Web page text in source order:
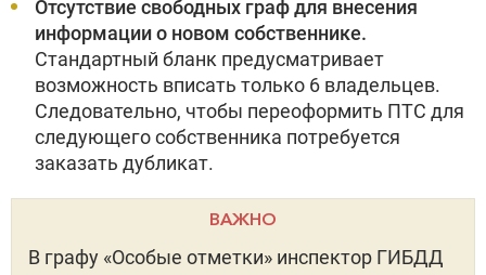
Отсутствие свободных граф для внесения
информации о новом собственнике.
Стандартный бланк предусматривает
возможность вписать только 6 владельцев.
Следовательно, чтобы переоформить ПТС для
следующего собственника потребуется
заказать дубликат.
ВАЖНО
В графу «Особые отметки» инспектор ГИБДД